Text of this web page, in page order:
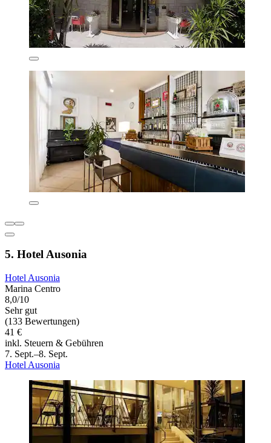
5. Hotel Ausonia
Hotel Ausonia
Marina Centro
8,0/10
Sehr gut
(133 Bewertungen)
41 €
inkl. Steuern & Gebühren
7. Sept.–8. Sept.
Hotel Ausonia